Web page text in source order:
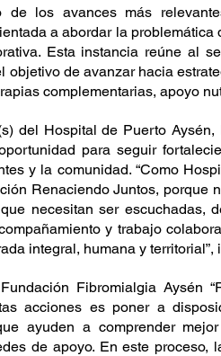
de los avances más
a abordar la
Esta instancia reúne al
objetivo de avanzar hacia
complementarias, apoyo
del Hospital de Puerto
para seguir
y la comunidad. “Como
Renaciendo Juntos, porque
necesitan ser escuchadas,
y trabajo
integral, humana y territorial”,
Fibromialgia Aysén
acciones es poner a
ayuden a comprender
de apoyo. En este